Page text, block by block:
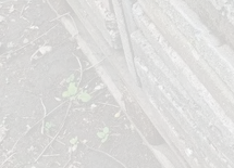
Nachrichten
Anzeige aufgeben